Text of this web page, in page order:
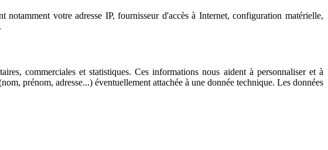
votre adresse IP, fournisseur d'accès à Internet, configuration matérielle,
commerciales et statistiques. Ces informations nous aident à personnaliser et à
prénom, adresse...) éventuellement attachée à une donnée technique. Les données